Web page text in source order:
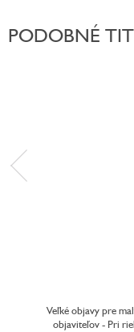
PODOBNÉ
Veľké objavy pre
objaviteľov - Pri